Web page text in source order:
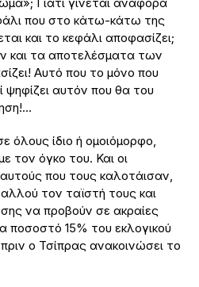
που στο κάτω-κάτω της
και το κεφάλι αποφασίζει;
και τα αποτελέσματα των
Αυτό που το μόνο που
ψηφίζει αυτόν που θα του
όλους ίδιο ή ομοιόμορφο,
τον όγκο του. Και οι
που τους καλοτάισαν,
τον ταϊστή τους και
να προβούν σε ακραίες
ποσοστό 15% του εκλογικού
ο Τσίπρας ανακοινώσει το